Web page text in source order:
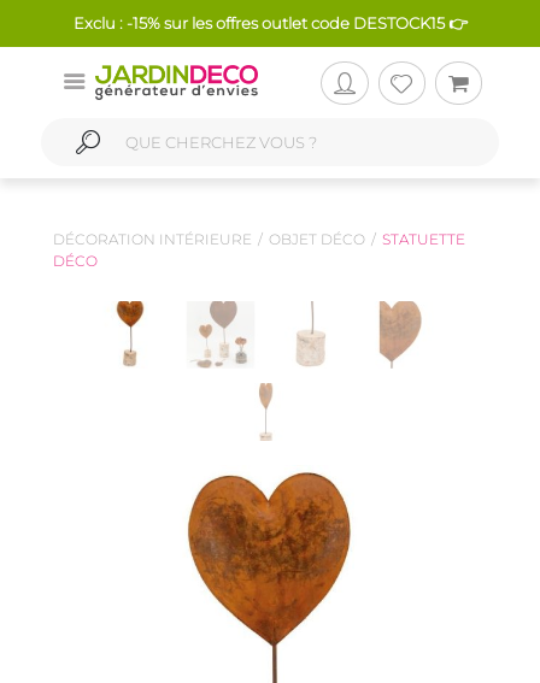
Exclu : -15% sur les offres outlet code DESTOCK15 👉
DÉCORATION INTÉRIEURE OBJET DÉCO
STATUETTE
DÉCO